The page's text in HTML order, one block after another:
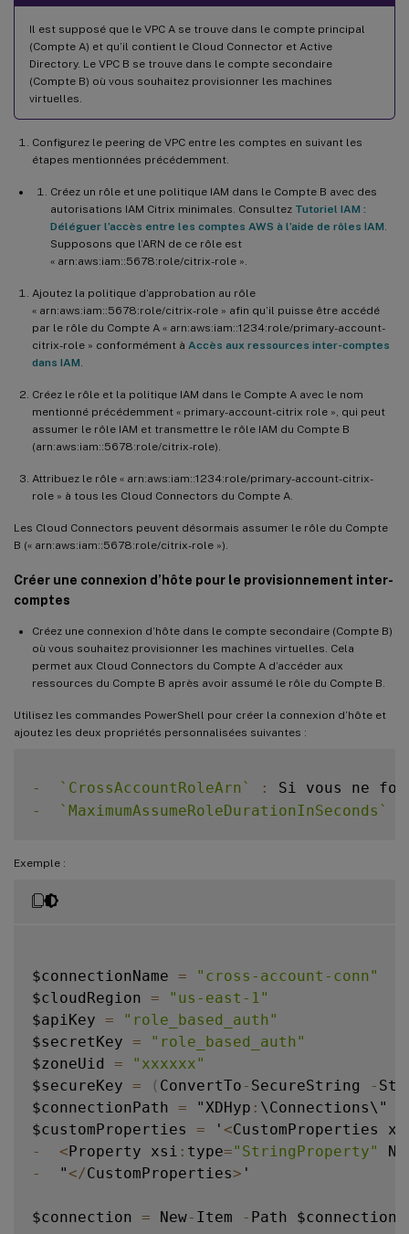
Il est supposé que le VPC A se trouve dans le compte principal
(Compte A) et qu’il contient le Cloud Connector et Active
Directory. Le VPC B se trouve dans le compte secondaire
(Compte B) où vous souhaitez provisionner les machines
virtuelles.
Configurez le peering de VPC entre les comptes en suivant les
étapes mentionnées précédemment.
Créez un rôle et une politique IAM dans le Compte B avec des
autorisations IAM Citrix minimales. Consultez Tutoriel IAM :
Déléguer l’accès entre les comptes AWS à l’aide de rôles IAM
Supposons que l’ARN de ce rôle est
« arn:aws:iam::5678:role/citrix-role ».
Ajoutez la politique d’approbation au rôle
« arn:aws:iam::5678:role/citrix-role » afin qu’il puisse être accédé
par le rôle du Compte A « arn:aws:iam::1234:role/primary-account-
citrix-role » conformément à Accès aux ressources inter-comptes
dans IAM
Créez le rôle et la politique IAM dans le Compte A avec le nom
mentionné précédemment « primary-account-citrix role », qui peut
assumer le rôle IAM et transmettre le rôle IAM du Compte B
(arn:aws:iam::5678:role/citrix-role).
Attribuez le rôle « arn:aws:iam::1234:role/primary-account-citrix-
role » à tous les Cloud Connectors du Compte A.
Les Cloud Connectors peuvent désormais assumer le rôle du Compte
B (« arn:aws:iam::5678:role/citrix-role »).
Créer une connexion d’hôte pour le provisionnement inter-
comptes
Créez une connexion d’hôte dans le compte secondaire (Compte B)
où vous souhaitez provisionner les machines virtuelles. Cela
permet aux Cloud Connectors du Compte A d’accéder aux
ressources du Compte B après avoir assumé le rôle du Compte B.
Utilisez les commandes PowerShell pour créer la connexion d’hôte et
ajoutez les deux propriétés personnalisées suivantes :
- ` CrossAccountRoleArn` :
Si vous ne
-
` MaximumAssumeRoleDurationInSeconds `
Exemple :
$connectionName =
"cross-account-conn"
$cloudRegion =
"us-east-1"
$apiKey =
"role_based_auth"
$secretKey =
"role_based_auth"
$zoneUid =
"xxxxxx"
$secureKey = ( ConvertTo - SecureString -
$connectionPath = "XDHyp : \Connections\"
$customProperties = ' <CustomProperties
-
<Property xsi : type="StringProperty"
-
  "
</CustomProperties> '
$connection = New- Item - Path